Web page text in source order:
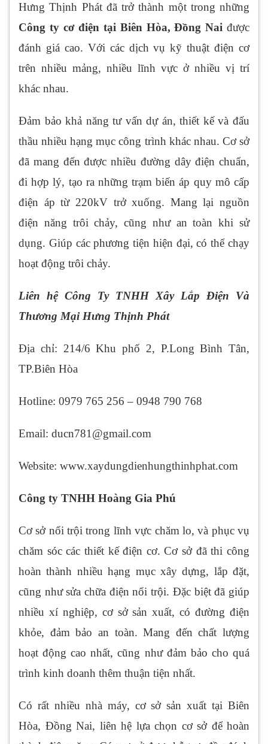
Hưng Thịnh Phát đã trở thành một trong những
Công ty cơ điện tại Biên Hòa, Đồng Nai được
đánh giá cao. Với các dịch vụ kỹ thuật điện cơ
trên nhiều mảng, nhiều lĩnh vực ở nhiều vị trí
khác nhau.
Đảm bảo khả năng tư vấn dự án, thiết kế và đấu
thầu nhiều hạng mục công trình khác nhau. Cơ sở
đã mang đến được nhiều đường dây điện chuẩn,
đi hợp lý, tạo ra những trạm biến áp quy mô cấp
điện áp từ 220kV trở xuống. Mang lại nguồn
điện năng trôi chảy, cũng như an toàn khi sử
dụng. Giúp các phương tiện hiện đại, có thể chạy
hoạt động trôi chảy.
Liên hệ Công Ty TNHH Xây Lắp Điện Và
Thương Mại Hưng Thịnh Phát
Địa chỉ: 214/6 Khu phố 2, P.Long Bình Tân,
TP.Biên Hòa
Hotline: 0979 765 256 – 0948 790 768
Email: ducn781@gmail.com
Website: www.xaydungdienhungthinhphat.com
Công ty TNHH Hoàng Gia Phú
Cơ sở nổi trội trong lĩnh vực chăm lo, và phục vụ
chăm sóc các thiết kế điện cơ. Cơ sở đã thi công
hoàn thành nhiều hạng mục xây dựng, lắp đặt,
cũng như sửa chữa điện nổi trội. Đặc biệt đã giúp
nhiều xí nghiệp, cơ sở sản xuất, có đường điện
khỏe, đảm bảo an toàn. Mang đến chất lượng
hoạt động cao nhất, cũng như đảm bảo cho quá
trình kinh doanh thêm thuận tiện nhất.
Có rất nhiều nhà máy, cơ sở sản xuất tại Biên
Hòa, Đồng Nai, liên hệ lựa chọn cơ sở để hoàn